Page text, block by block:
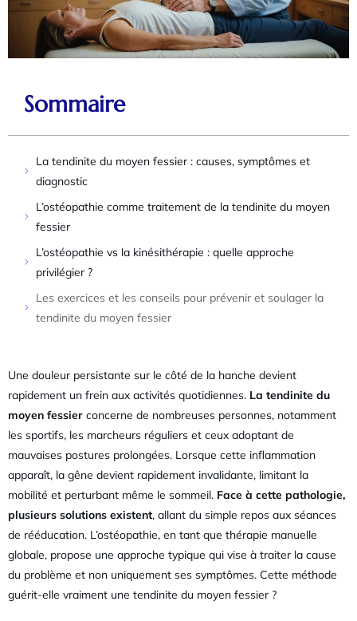
Sommaire
La tendinite du moyen fessier : causes, symptômes et
diagnostic
L’ostéopathie comme traitement de la tendinite du moyen
fessier
L’ostéopathie vs la kinésithérapie : quelle approche
privilégier ?
Les exercices et les conseils pour prévenir et soulager la
tendinite du moyen fessier
Une douleur persistante sur le côté de la hanche devient
rapidement un frein aux activités quotidiennes. La tendinite du
moyen fessier concerne de nombreuses personnes, notamment
les sportifs, les marcheurs réguliers et ceux adoptant de
mauvaises postures prolongées. Lorsque cette inflammation
apparaît, la gêne devient rapidement invalidante, limitant la
mobilité et perturbant même le sommeil. Face à cette pathologie,
plusieurs solutions existent, allant du simple repos aux séances
de rééducation. L’ostéopathie, en tant que thérapie manuelle
globale, propose une approche typique qui vise à traiter la cause
du problème et non uniquement ses symptômes. Cette méthode
guérit-elle vraiment une tendinite du moyen fessier ?